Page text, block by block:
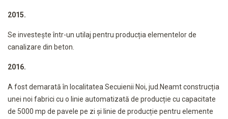
2015.
Se investește într-un utilaj pentru producția elementelor de
canalizare din beton.
2016.
A fost demarată în localitatea Secuienii Noi, jud.Neamt construcția
unei noi fabrici cu o linie automatizată de producție cu capacitate
de 5000 mp de pavele pe zi și linie de producție pentru elemente